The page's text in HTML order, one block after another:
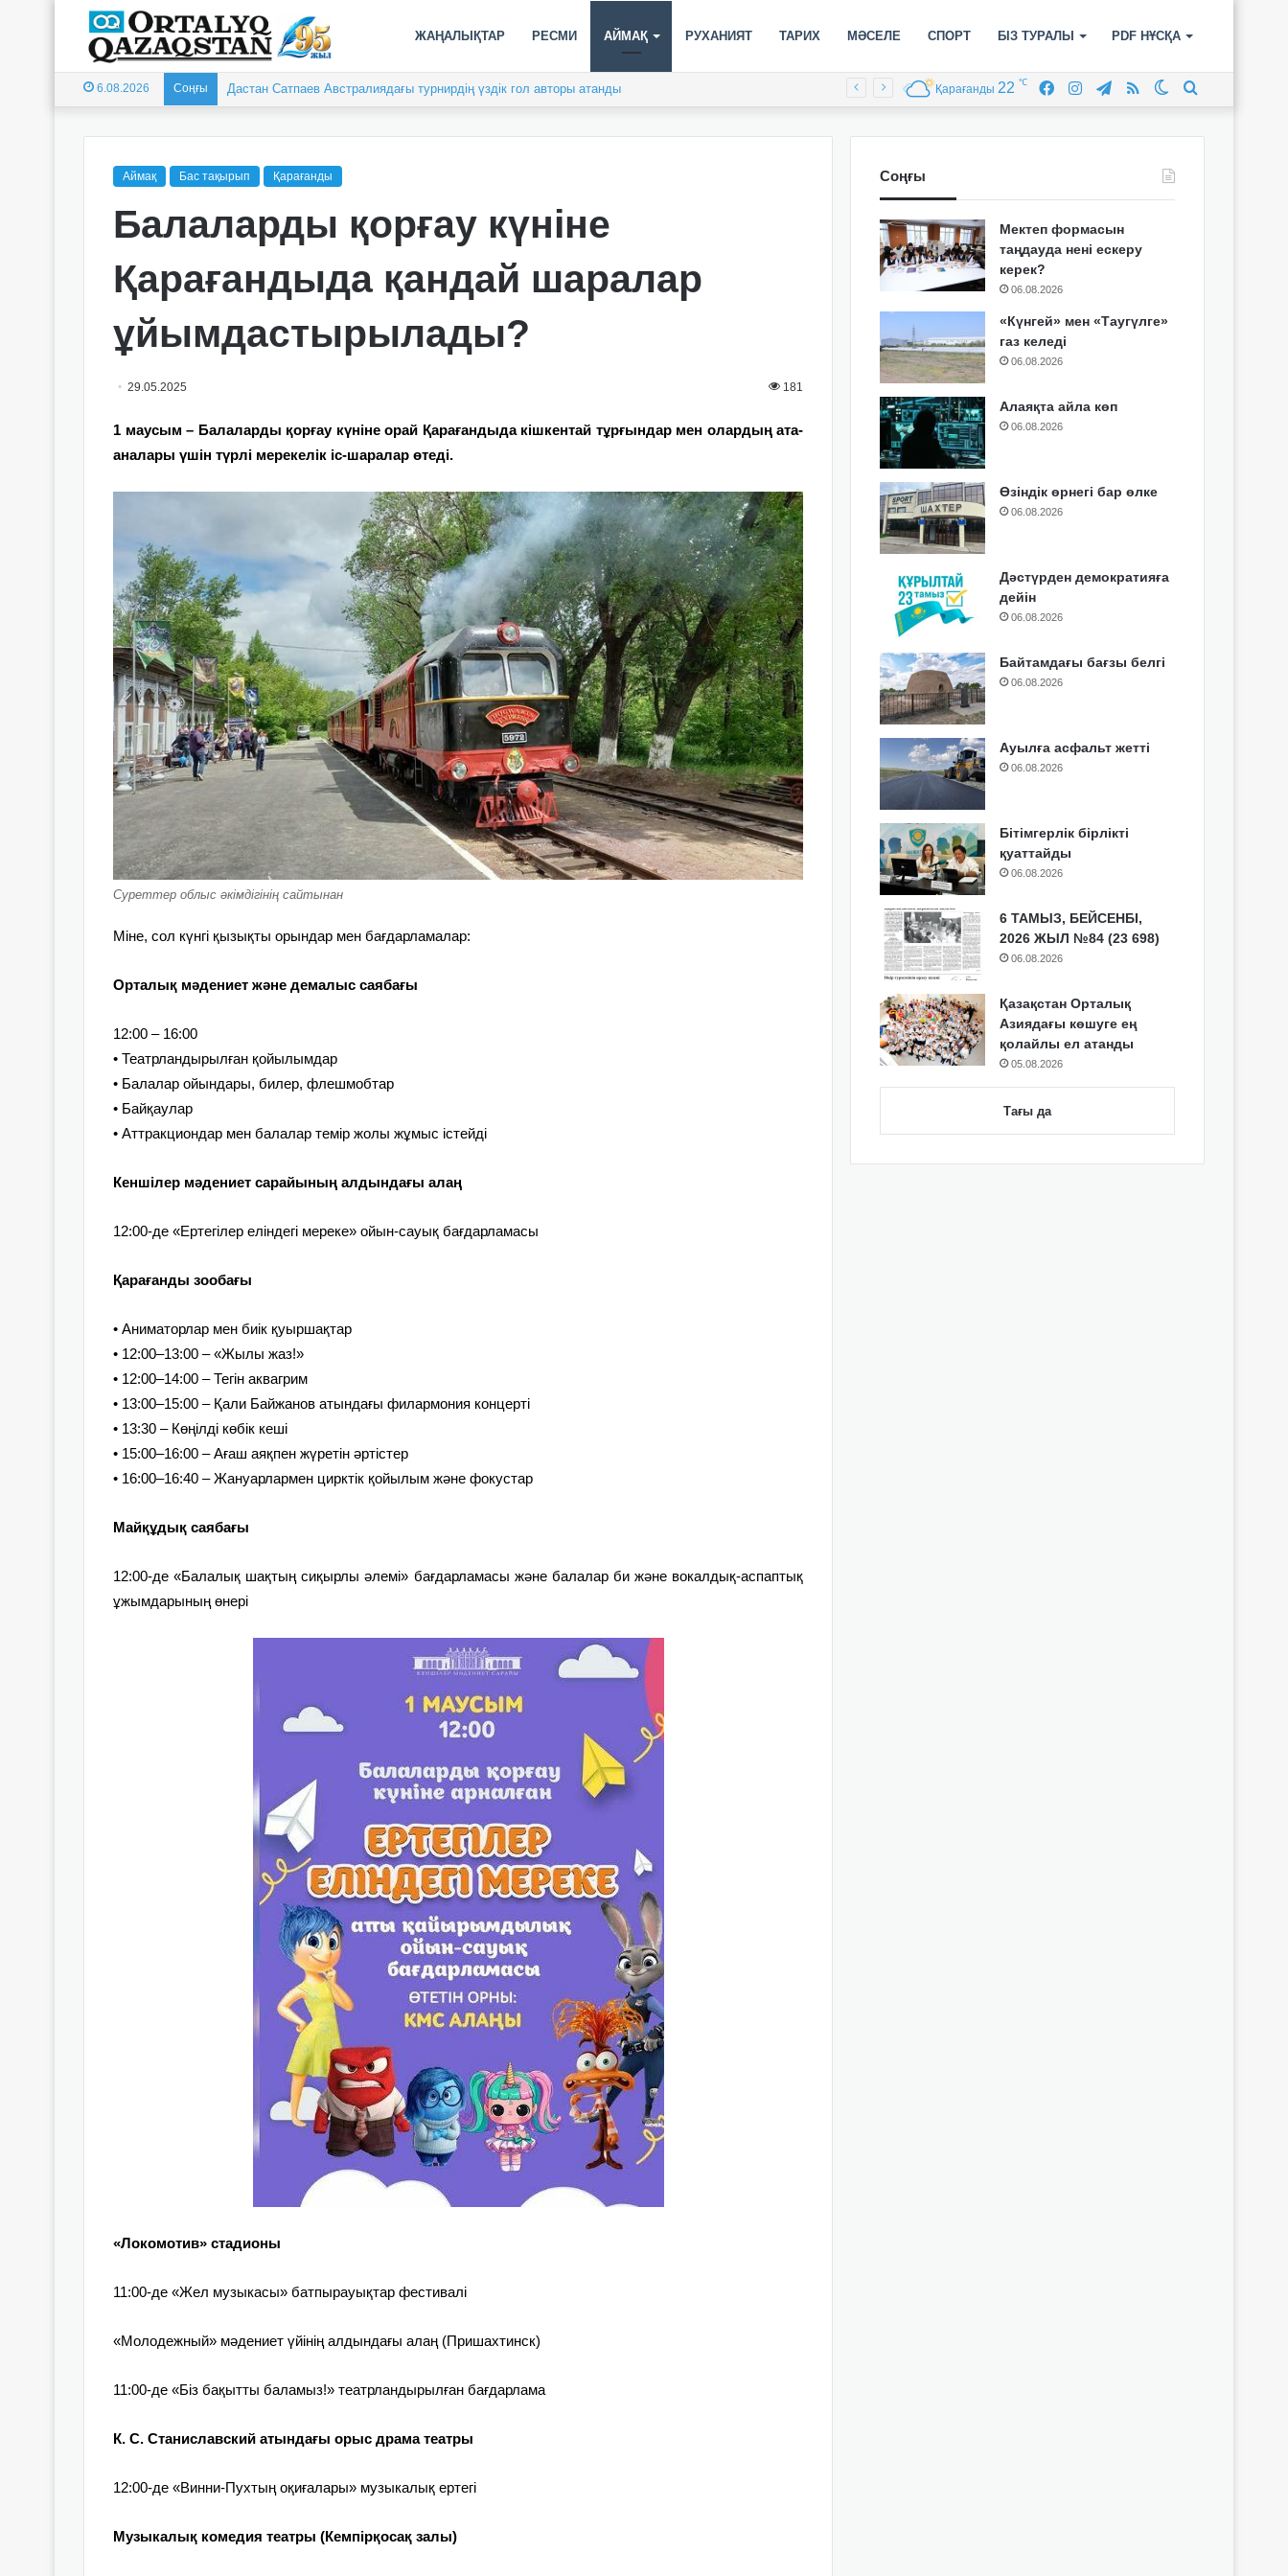
ЖАҢАЛЫҚТАР РЕСМИ АЙМАҚ РУХАНИЯТ ТАРИХ МӘСЕЛЕ СПОРТ БІЗ ТУРАЛЫ PDF НҰСҚА
6.08.2026 Соңғы Дастан Сатпаев Австралиядағы турнирдің үздік гол авторы атанды Switch
RSS
Telegram
Instagram
Facebook
Қарағанды 22 ℃
Аймақ Бас тақырып Қарағанды
Балаларды қорғау күніне
Қарағандыда қандай шаралар
ұйымдастырылады?
29.05.2025 181
1 маусым – Балаларды қорғау күніне орай Қарағандыда кішкентай тұрғындар мен олардың ата-
аналары үшін түрлі мерекелік іс-шаралар өтеді.
Суреттер облыс әкімдігінің сайтынан
Міне, сол күнгі қызықты орындар мен бағдарламалар:
Орталық мәдениет және демалыс саябағы
12:00 – 16:00
• Театрландырылған қойылымдар
• Балалар ойындары, билер, флешмобтар
• Байқаулар
• Аттракциондар мен балалар темір жолы жұмыс істейді
Кеншілер мәдениет сарайының алдындағы алаң
12:00-де «Ертегілер еліндегі мереке» ойын-сауық бағдарламасы
Қарағанды зообағы
• Аниматорлар мен биік қуыршақтар
• 12:00–13:00 – «Жылы жаз!»
• 12:00–14:00 – Тегін аквагрим
• 13:00–15:00 – Қали Байжанов атындағы филармония концерті
• 13:30 – Көңілді көбік кеші
• 15:00–16:00 – Ағаш аяқпен жүретін әртістер
• 16:00–16:40 – Жануарлармен цирктік қойылым және фокустар
Майқұдық саябағы
12:00-де«Балалық шақтың сиқырлы әлемі» бағдарламасы және балалар би және вокалдық-аспаптық
ұжымдарының өнері
«Локомотив» стадионы
11:00-де «Жел музыкасы» батпырауықтар фестивалі
«Молодежный» мәдениет үйінің алдындағы алаң (Пришахтинск)
11:00-де «Біз бақытты баламыз!» театрландырылған бағдарлама
К. С. Станиславский атындағы орыс драма театры
12:00-де «Винни-Пухтың оқиғалары» музыкалық ертегі
Музыкалық комедия театры (Кемпірқосақ залы)
Соңғы
Мектеп формасын
таңдауда нені ескеру
керек?
06.08.2026
«Күнгей» мен «Таугүлге»
газ келеді
06.08.2026
Алаяқта айла көп
06.08.2026
Өзіндік өрнегі бар өлке
06.08.2026
Дәстүрден демократияға
дейін
06.08.2026
Байтамдағы бағзы белгі
06.08.2026
Ауылға асфальт жетті
06.08.2026
Бітімгерлік бірлікті
қуаттайды
06.08.2026
6 ТАМЫЗ, БЕЙСЕНБІ,
2026 ЖЫЛ №84 (23 698)
06.08.2026
Қазақстан Орталық
Азиядағы көшуге ең
қолайлы ел атанды
05.08.2026
Тағы да